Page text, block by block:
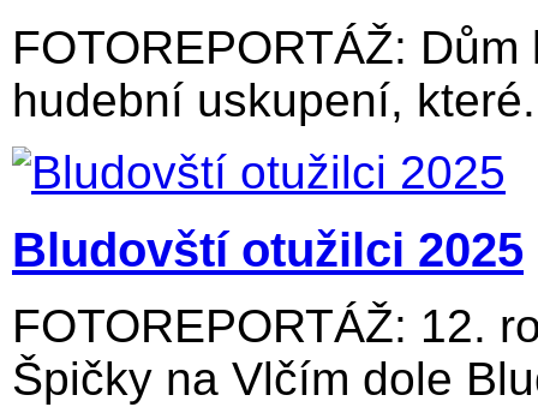
FOTOREPORTÁŽ:
hudební uskupení,
Bludovští otužilci 2025
FOTOREPORTÁŽ: 12.
Špičky na Vlčím dole